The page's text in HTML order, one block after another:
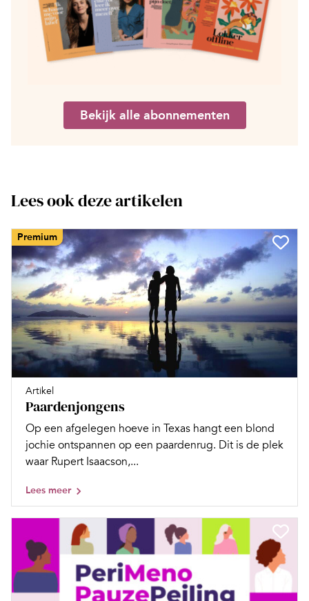
Bekijk alle abonnementen
Lees ook deze artikelen
Premium
Artikel
Paardenjongens
Op een afgelegen hoeve in Texas hangt een blond
jochie ontspannen op een paardenrug. Dit is de plek
waar Rupert Isaacson,...
Lees meer